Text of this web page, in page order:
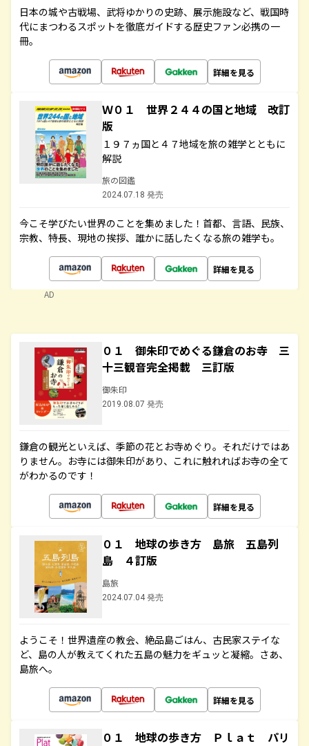
日本の城や古戦場、武将ゆかりの史跡、展示施設など、戦国時
代にまつわるスポットを徹底ガイドする歴史ファン必携の一
冊。
詳細を見る
Ｗ０１ 世界２４４の国と地域 改訂
版
１９７ヵ国と４７地域を旅の雑学とともに
解説
旅の図鑑
2024.07.18 発売
今こそ学びたい世界のことを集めました！首都、言語、民族、
宗教、特長、現地の挨拶、誰かに話したくなる旅の雑学も。
詳細を見る
AD
０１ 御朱印でめぐる鎌倉のお寺 三
十三観音完全掲載 三訂版
御朱印
2019.08.07 発売
鎌倉の観光といえば、季節の花とお寺めぐり。それだけではあ
りません。お寺には御朱印があり、これに触れればお寺の全て
がわかるのです！
詳細を見る
０１ 地球の歩き方 島旅 五島列
島 ４訂版
島旅
2024.07.04 発売
ようこそ！世界遺産の教会、絶品島ごはん、古民家ステイな
ど、島の人が教えてくれた五島の魅力をギュッと凝縮。さあ、
島旅へ。
詳細を見る
０１ 地球の歩き方 Ｐｌａｔ パリ